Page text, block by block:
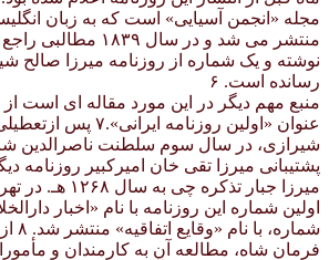
مجله «انجمن آسیایی» است که به زبان
منتشر می شد و در سال
نوشته و یک شماره از روزنامه میرزا صالح
رسانده است. ۶
منبع مهم دیگر در این مورد مقاله ای است
عنوان «اولین روزنامه
شیرازی، در سال سوم سلطنت ناصرالدین
پشتیبانی میرزا تقی خان امیرکبیر روزنامه
میرزا جبار تذکره
اولین شماره این روزنامه با نام «اخبار
فرمان شاه، مطالعه آن به کارمندان و